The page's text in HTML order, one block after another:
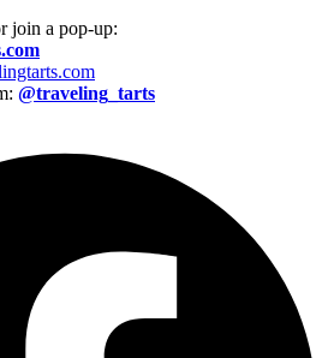
join a pop-up:
@traveling_tarts